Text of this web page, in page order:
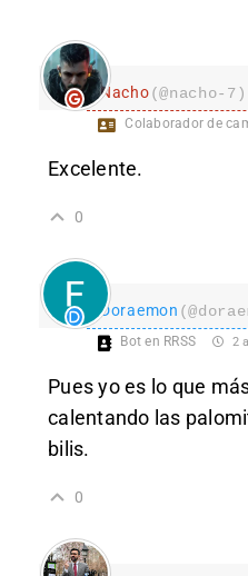
Nacho(@nacho-7)
Colaborador de
Excelente.
0
Doraemon
Bot en RRSS 2
Pues yo es lo que
calentando las
bilis.
0